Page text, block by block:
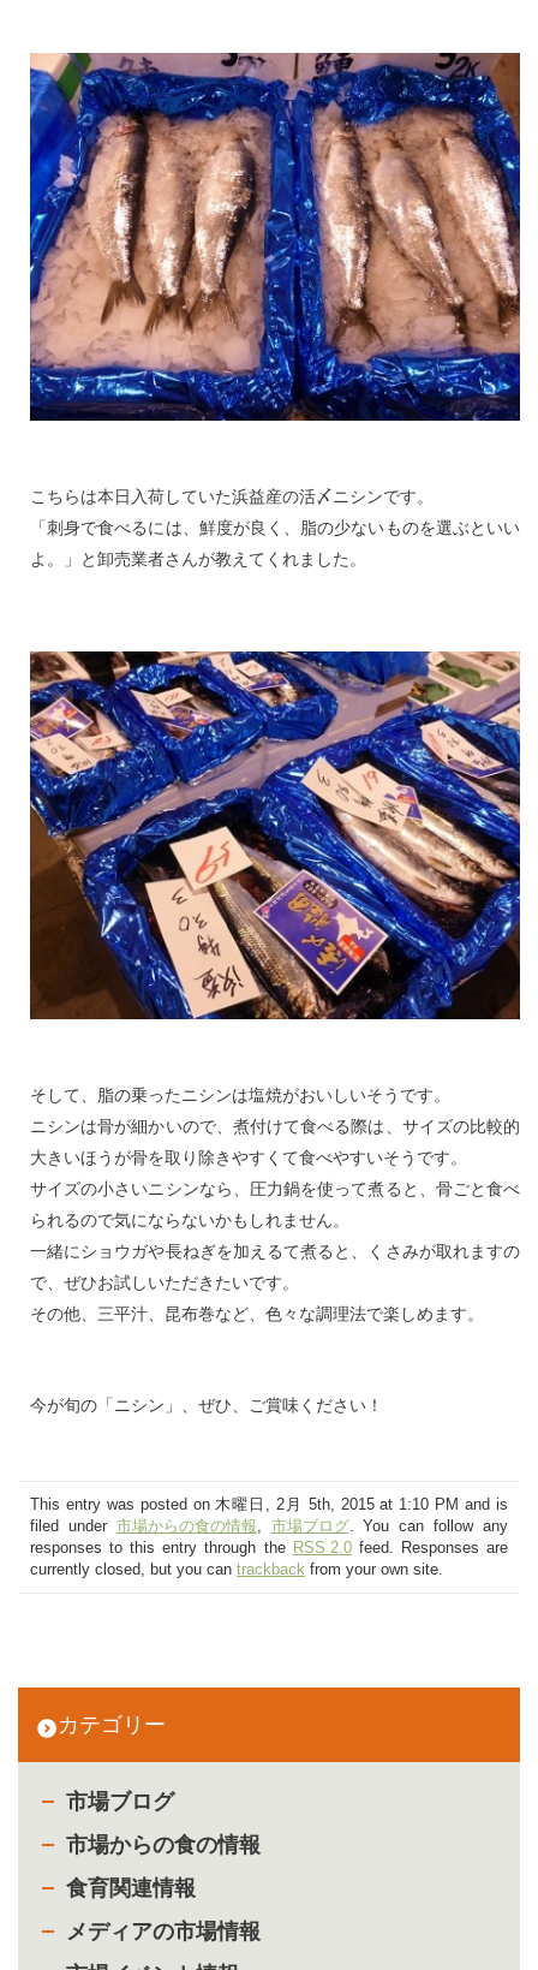
カテゴリー
市場ブログ
市場からの食の情報
食育関連情報
メディアの市場情報
こちらは本日入荷していた浜益産の活〆ニシンです。
「刺身で食べるには、鮮度が良く、脂の少ないものを選ぶといい
よ。」と卸売業者さんが教えてくれました。
そして、脂の乗ったニシンは塩焼がおいしいそうです。
ニシンは骨が細かいので、煮付けて食べる際は、サイズの比較的
大きいほうが骨を取り除きやすくて食べやすいそうです。
サイズの小さいニシンなら、圧力鍋を使って煮ると、骨ごと食べ
られるので気にならないかもしれません。
一緒にショウガや長ねぎを加えるて煮ると、くさみが取れますの
で、ぜひお試しいただきたいです。
その他、三平汁、昆布巻など、色々な調理法で楽しめます。
今が旬の「ニシン」、ぜひ、ご賞味ください！
This entry was posted on 木曜日, 2月 5th, 2015 at 1:10 PM and is
filed under 市場からの食の情報, 市場ブログ. You can follow any
responses to this entry through the RSS 2.0feed. Responses are
currently closed, but you can trackback from your own site.